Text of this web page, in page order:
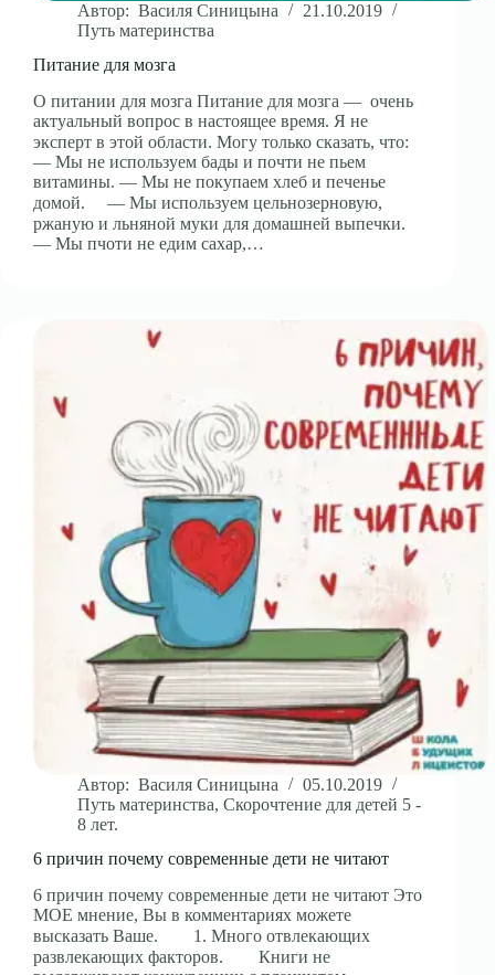
Автор: Василя Синицына
21.10.2019
Путь материнства
Питание для мозга
О питании для мозга Питание для мозга — очень
актуальный вопрос в настоящее время. Я не
эксперт в этой области. Могу только сказать, что:⠀
— Мы не используем бады и почти не пьем
витамины. — Мы не покупаем хлеб и печенье
домой. ⠀ — Мы используем цельнозерновую,
ржаную и льняной муки для домашней выпечки.⠀
— Мы пчоти не едим сахар,…
Автор: Василя Синицына
05.10.2019
Путь материнства, Скорочтение для детей 5 -
8 лет.
6 причин почему современные дети не читают
6 причин почему современные дети не читают Это
МОЕ мнение, Вы в комментариях можете
высказать Ваше.⠀ ⠀ 1. Много отвлекающих
развлекающих факторов.⠀ ⠀ Книги не